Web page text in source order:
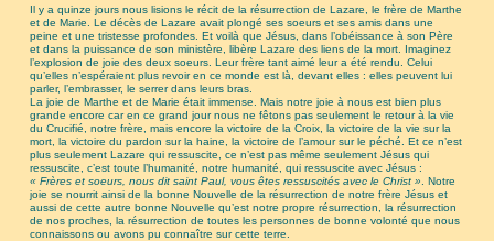
Il y a quinze jours nous lisions le récit de la résurrection de Lazare, le frère de Marthe
et de Marie. Le décès de Lazare avait plongé ses soeurs et ses amis dans une
peine et une tristesse profondes. Et voilà que Jésus, dans l’obéissance à son Père
et dans la puissance de son ministère, libère Lazare des liens de la mort. Imaginez
l’explosion de joie des deux soeurs. Leur frère tant aimé leur a été rendu. Celui
qu’elles n’espéraient plus revoir en ce monde est là, devant elles : elles peuvent lui
parler, l’embrasser, le serrer dans leurs bras.
La joie de Marthe et de Marie était immense. Mais notre joie à nous est bien plus
grande encore car en ce grand jour nous ne fêtons pas seulement le retour à la vie
du Crucifié, notre frère, mais encore la victoire de la Croix, la victoire de la vie sur la
mort, la victoire du pardon sur la haine, la victoire de l’amour sur le péché. Et ce n’est
plus seulement Lazare qui ressuscite, ce n’est pas même seulement Jésus qui
ressuscite, c’est toute l’humanité, notre humanité, qui ressuscite avec Jésus :
« Frères et soeurs, nous dit saint Paul, vous êtes ressuscités avec le Christ » . Notre
joie se nourrit ainsi de la bonne Nouvelle de la résurrection de notre frère Jésus et
aussi de cette autre bonne Nouvelle qu’est notre propre résurrection, la résurrection
de nos proches, la résurrection de toutes les personnes de bonne volonté que nous
connaissons ou avons pu connaître sur cette terre.